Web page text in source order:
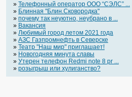
» Телефонный оператор OOO “СЭЛС” ...
» Блинная "Блин.Сковородка"
» почему так неуютно, неубрано в ...
» Вакансия
» Любимый город летом 2021 года
» АЗС Газпромнефть в Северске
» Театр "Наш мир" приглашает!
» Новогодняя минута славы
» Утерен телефон Redmi note 8 pr ...
» розыгрыш или хулиганство?